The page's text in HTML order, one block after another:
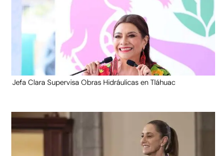
Jefa Clara Supervisa Obras Hidráulicas en Tláhuac